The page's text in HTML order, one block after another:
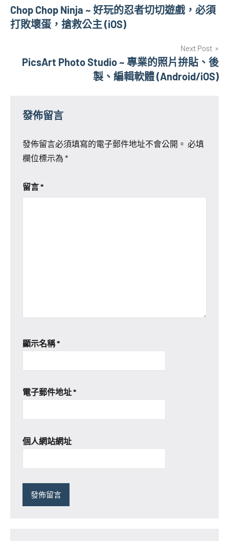
章
覽
Chop Chop Ninja ~ 好玩的忍者切切遊戲，必須
打敗壞蛋，搶救公主 (iOS)
Next Post
PicsArt Photo Studio ~ 專業的照片拚貼、後
製、編輯軟體 (Android/iOS)
發佈留言
發佈留言必須填寫的電子郵件地址不會公開。 必填
欄位標示為 *
留言*
顯示名稱*
電子郵件地址*
個人網站網址